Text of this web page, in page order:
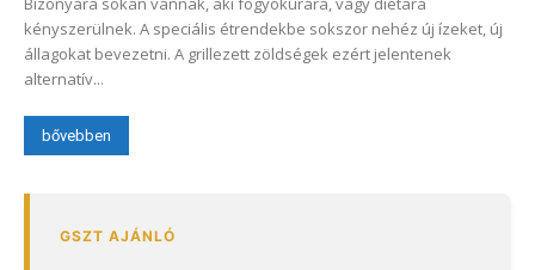
kényszerülnek. A speciális étrendekbe sokszor nehéz új ízeket, új
állagokat bevezetni. A grillezett zöldségek ezért jelentenek
alternatív...
bővebben